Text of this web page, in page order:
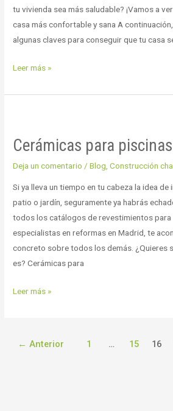
tu vivienda sea más saludable? ¡Vamos a
casa más confortable y sana A
algunas claves para conseguir que tu casa
Leer más »
Cerámicas para piscinas
Deja un comentario /Blog ,Construcción
Si ya lleva un tiempo en tu cabeza la idea de
patio o jardín, seguramente ya habrás
todos los catálogos de revestimientos para
especialistas en reformas en Madrid, te
concreto sobre todos los demás. ¿Quieres
es? Cerámicas para
piscinas
Leer más »
← Anterior 1 … 15 16